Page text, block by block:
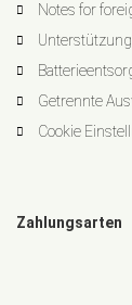
Notes for
Getrennte
Cookie
Zahlungsarten